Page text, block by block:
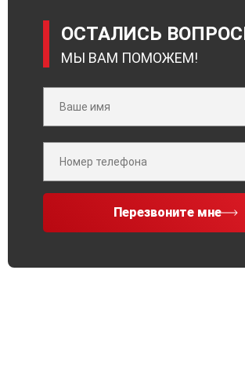
ОСТАЛИСЬ
МЫ ВАМ ПОМОЖЕМ!
Перезвоните мне